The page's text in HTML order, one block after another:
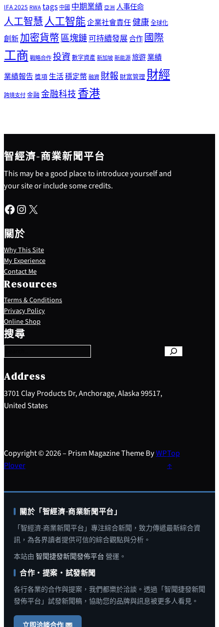
IFA 2025 RWAtags 中國 中期業績 亞洲 人事任命
人工智慧人工智能企業社會責任健康全球化
創新加密貨幣區塊鏈可持續發展合作國際
工商 戰略合作投資數字資產新加坡新能源旅遊業績
業績報告 獎項生活穩定幣融資 財報 財富管理 財經
跨境支付金融 金融科技 香港
智經濟-商業新聞平台
This may be a good place to introduce yourself and
your site or include some credits.
Facebook Instagram X
關於
Why This Site
My Experience
Contact Me
Resources
Terms & Conditions
Privacy Policy
Online Shop
搜尋
S
e
a
c
h
Address
3701 Clay Products Dr, Anchorage, Alaska 99517,
United States
Copyright © 2026 – Prism Magazine Theme ByWP
Plover
Top
↑
關於「智經濟-商業新聞平台」
「智經濟-商業新聞平台」專注綜合新聞，致力傳遞最新綜合資
訊，為各界讀者提供可信的綜合觀點與分析。
本站由 智聞捷發新聞發佈平台 營運。
合作・提案・試發新聞
各行各業的合作與提案，我們都樂於洽談。透過「智聞捷發新聞
發佈平台」試發新聞稿，協助您的品牌與訊息被更多人看見。